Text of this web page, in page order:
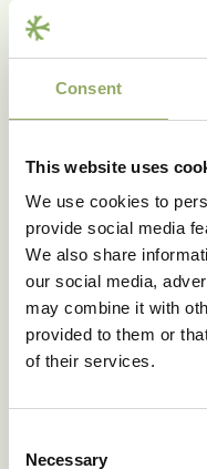
Consent
This website uses
We use cookies to
provide social media
We also share
our social media,
may combine it with
provided to them or
of their services.
Selection
Necessary
serológica ELISA.
recomienda retirar
Por otro lado, otros
riesgo.